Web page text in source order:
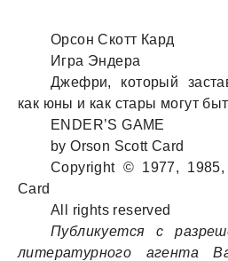
Орсон Скотт Кард
Игра Эндера
Джефри, который
как юны и как стары могут
ENDER’S GAME
by Orson Scott Card
Copyright © 1977,
Card
All rights reserved
Публикуется с
литературного агента